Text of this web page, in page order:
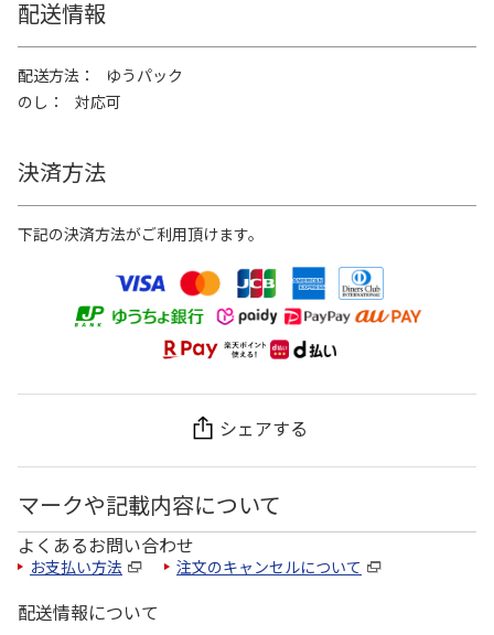
配送情報
配送方法
ゆうパック
のし
対応可
決済方法
下記の決済方法がご利用頂けます。
シェアする
マークや記載内容について
よくあるお問い合わせ
お支払い方法 注文のキャンセルについて
配送情報について